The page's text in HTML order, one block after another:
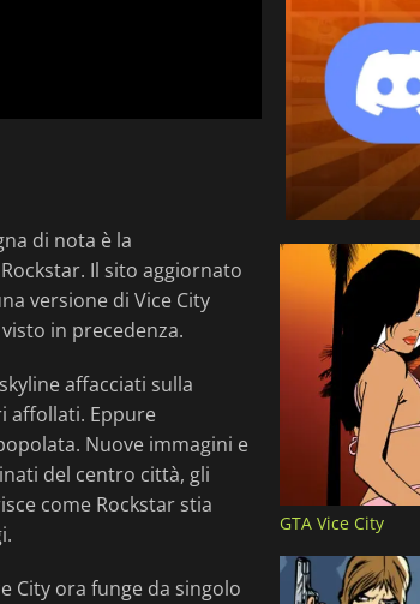
di nota è la
Il sito aggiornato
versione di Vice City
in precedenza.
affacciati sulla
affollati. Eppure
Nuove immagini e
del centro città, gli
come Rockstar stia
City ora funge da singolo
GTA Vice City